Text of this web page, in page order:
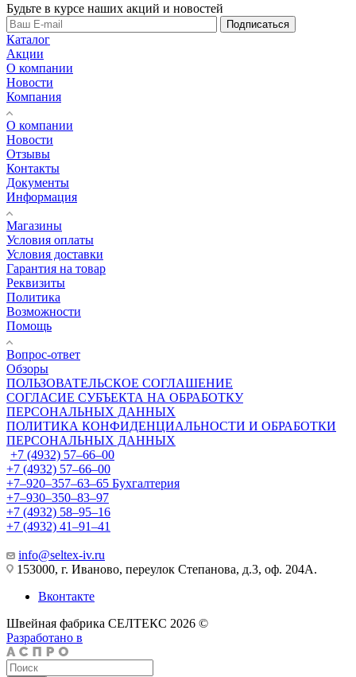
Будьте в курсе наших акций и новостей
Подписаться
Каталог
Акции
О компании
Новости
Компания
О компании
Новости
Отзывы
Контакты
Документы
Информация
Магазины
Условия оплаты
Условия доставки
Гарантия на товар
Реквизиты
Политика
Возможности
Помощь
Вопрос-ответ
Обзоры
ПОЛЬЗОВАТЕЛЬСКОЕ СОГЛАШЕНИЕ
СОГЛАСИЕ СУБЪЕКТА НА ОБРАБОТКУ
ПЕРСОНАЛЬНЫХ ДАННЫХ
ПОЛИТИКА КОНФИДЕНЦИАЛЬНОСТИ И ОБРАБОТКИ
ПЕРСОНАЛЬНЫХ ДАННЫХ
+7 (4932) 57‒66‒00
+7 (4932) 57‒66‒00
+7‒920‒357‒63‒65 Бухгалтерия
+7‒930‒350‒83‒97
+7 (4932) 58‒95‒16
+7 (4932) 41‒91‒41
info@seltex-iv.ru
153000, г. Иваново, переулок Степанова, д.3, оф. 204А.
Вконтакте
Швейная фабрика СЕЛТЕКС 2026 ©
Разработано в